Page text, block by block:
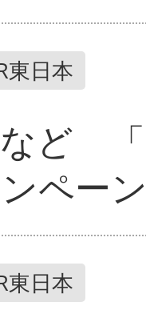
東日本
など
ペー
東日本